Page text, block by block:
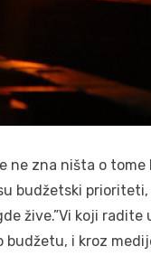
ne zna ništa o tome
budžetski
žive.”Vi koji radite
budžetu, i kroz